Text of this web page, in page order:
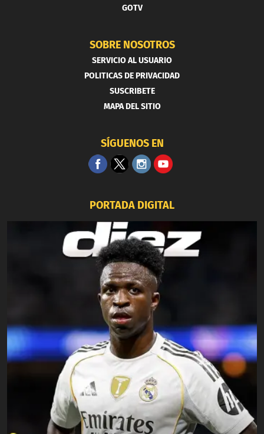
GOTV
SOBRE NOSOTROS
SERVICIO AL USUARIO
POLITICAS DE PRIVACIDAD
SUSCRIBETE
MAPA DEL SITIO
SÍGUENOS EN
PORTADA DIGITAL